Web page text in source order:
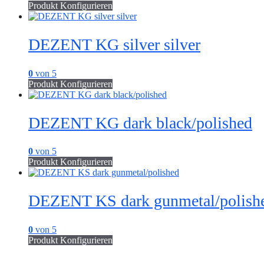
Produkt Konfigurieren
DEZENT KG silver silver
0 von 5
Produkt Konfigurieren
DEZENT KG dark black/polished
0 von 5
Produkt Konfigurieren
DEZENT KS dark gunmetal/
0 von 5
Produkt Konfigurieren